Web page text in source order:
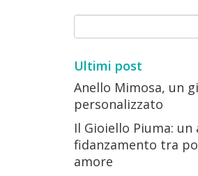
Ultimi post
Anello Mimosa, un
personalizzato
Il Gioiello Piuma: un
fidanzamento tra
amore